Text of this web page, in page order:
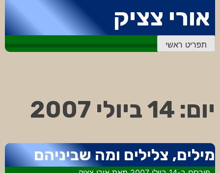
לתוכן
אורי צציק
תפריט ראשי
יום: 14 ביולי 2007
מילים, צלילים ומה שביניהם